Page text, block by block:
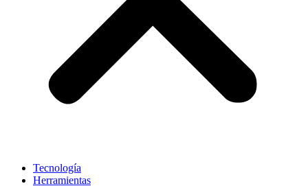
Tecnología
Herramientas